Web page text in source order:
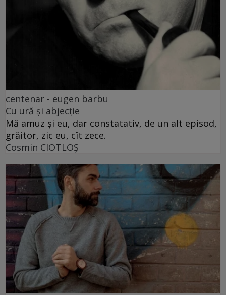
centenar - eugen barbu
Cu ură și abjecție
Mă amuz și eu, dar constatativ, de un alt episod,
grăitor, zic eu, cît zece.
Cosmin CIOTLOŞ